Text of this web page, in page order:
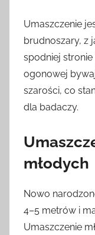
Umaszczenie
brudnoszary, z
spodniej stronie
ogonowej
szarości, co
dla badaczy.
młodych
Nowo
4–5 metrów i
Umaszczenie